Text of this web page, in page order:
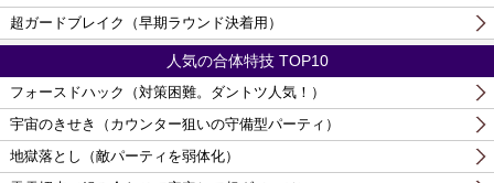
超ガードブレイク（早期ラウンド決着用）
人気の合体特技 TOP10
フォースドハック（対策困難。ダントツ人気！）
宇宙のきせき（カウンター狙いの守備型パーティ）
地獄落とし（敵パーティを弱体化）